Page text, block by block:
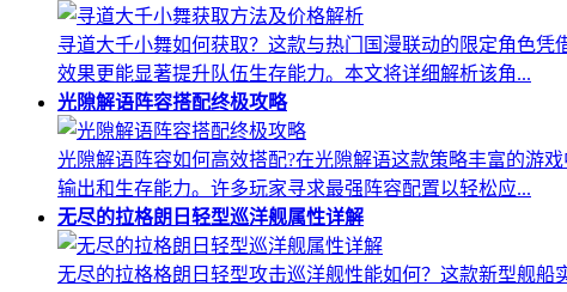
寻道大千小舞如何获取？这款与热门国漫联动的限定角色
效果更能显著提升队伍生存能力。本文将详细解析该角...
光隙解语阵容搭配终极攻略
光隙解语阵容如何高效搭配?在光隙解语这款策略丰富的游
输出和生存能力。许多玩家寻求最强阵容配置以轻松应...
无尽的拉格朗日轻型巡洋舰属性详解
无尽的拉格格朗日轻型攻击巡洋舰性能如何？这款新型舰